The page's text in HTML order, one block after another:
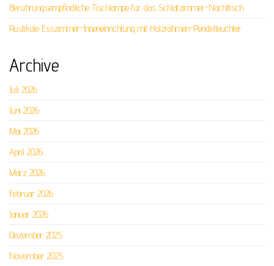
Berührungsempfindliche Tischlampe für das Schlafzimmer-Nachttisch
Rustikale Esszimmer-Inneneinrichtung mit Holzrahmen-Pendelleuchter
Archive
Juli 2026
Juni 2026
Mai 2026
April 2026
März 2026
Februar 2026
Januar 2026
Dezember 2025
November 2025